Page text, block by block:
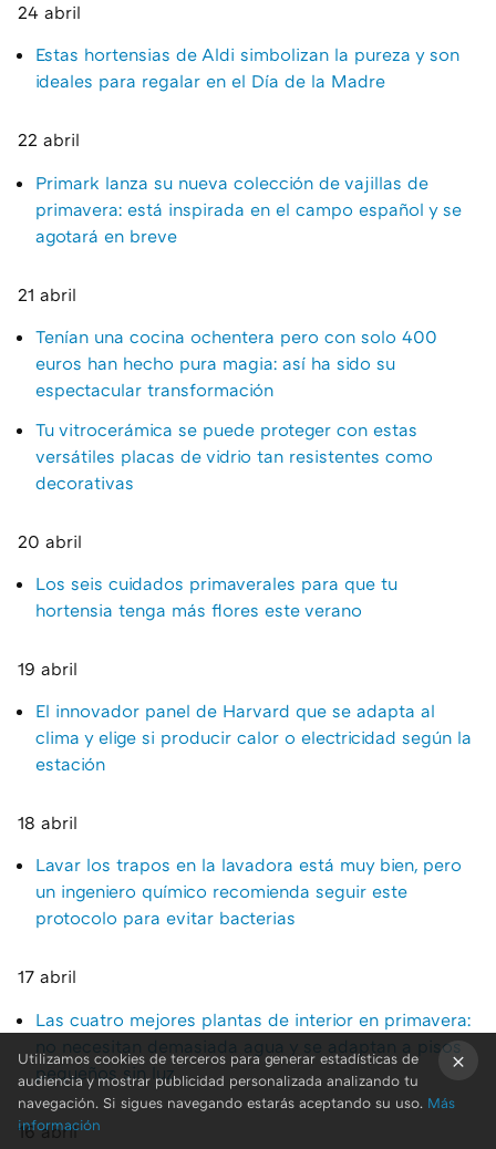
24 abril
Estas hortensias de Aldi simbolizan la pureza y son
ideales para regalar en el Día de la Madre
22 abril
Primark lanza su nueva colección de vajillas de
primavera: está inspirada en el campo español y se
agotará en breve
21 abril
Tenían una cocina ochentera pero con solo 400
euros han hecho pura magia: así ha sido su
espectacular transformación
Tu vitrocerámica se puede proteger con estas
versátiles placas de vidrio tan resistentes como
decorativas
20 abril
Los seis cuidados primaverales para que tu
hortensia tenga más flores este verano
19 abril
El innovador panel de Harvard que se adapta al
clima y elige si producir calor o electricidad según la
estación
18 abril
Lavar los trapos en la lavadora está muy bien, pero
un ingeniero químico recomienda seguir este
protocolo para evitar bacterias
17 abril
Las cuatro mejores plantas de interior en primavera:
no necesitan demasiada agua y se adaptan a pisos
pequeños sin luz
16 abril
Utilizamos cookies de terceros para generar estadísticas de
audiencia y mostrar publicidad personalizada analizando tu
navegación. Si sigues navegando estarás aceptando su uso. Más
información